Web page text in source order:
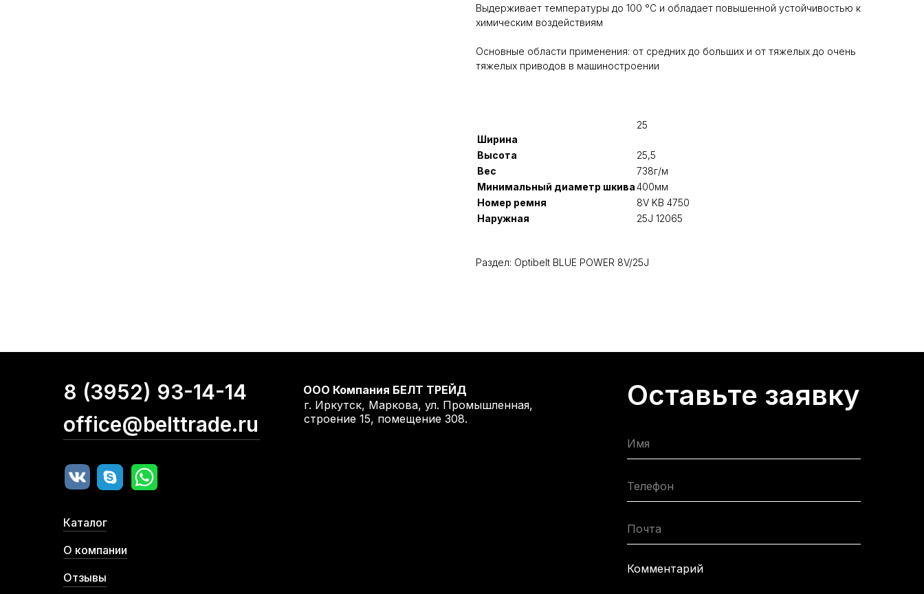
Выдерживает температуры до 100 °C и обладает повышенной устойчивостью к
химическим воздействиям
Основные области применения: от средних до больших и от тяжелых до очень
тяжелых приводов в машиностроении
Ширина
25
Высота
25,5
Вес
738г/м
Минимальный диаметр шкива400мм
Номер ремня
8V KB 4750
Наружная
25J 12065
Раздел: Optibelt BLUE POWER 8V/25J
8 (3952) 93-14-14
office@belttrade.ru
г. Иркутск, Маркова, ул. Промышленная,
строение 15, помещение 308.
Оставьте заявку
Имя
Телефон
Почта
Комментарий
ООО Компания БЕЛТ ТРЕЙД
Каталог
О компании
Отзывы